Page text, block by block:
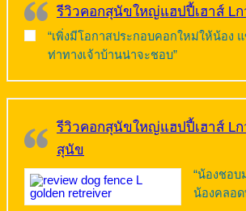
รีวิวคอกสุนัขใหญ่แฮปปี้เฮาส์ Lก
“เพิ่งมีโอกาสประกอบคอกใหม่ให้น้อง
ท่าทางเจ้าบ้านน่าจะชอบ”
รีวิวคอกสุนัขใหญ่แฮปปี้เฮาส์ Lก
สุนัข
“น้องชอบ
น้องคลอด